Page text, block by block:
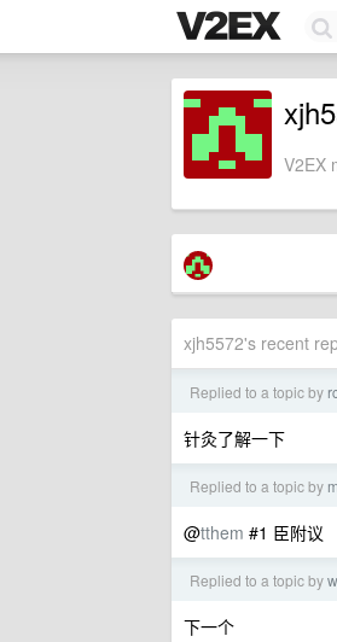
V2EX
xjh5572's recent
Replied to a topic by
针灸了解一下
Replied to a topic by
@tthem #1 臣附议
Replied to a topic by
下一个